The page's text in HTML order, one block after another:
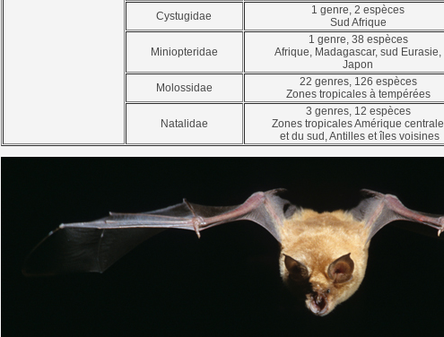
Cystugidae
1 genre, 2 espèces
Sud Afrique
Miniopteridae
1 genre, 38 espèces
Afrique, Madagascar, sud Eurasie,
Japon
Molossidae
22 genres, 126 espèces
Zones tropicales à tempérées
Natalidae
3 genres, 12 espèces
Zones tropicales Amérique centrale
et du sud, Antilles et îles voisines